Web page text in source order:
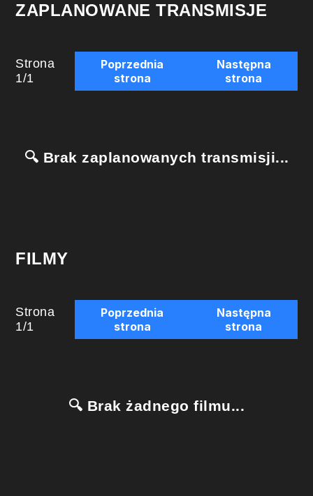
ZAPLANOWANE TRANSMISJE
Strona
1/1
Poprzednia
strona
Następna
strona
🔍 Brak zaplanowanych transmisji...
FILMY
Strona
1/1
Poprzednia
strona
Następna
strona
🔍 Brak żadnego filmu...